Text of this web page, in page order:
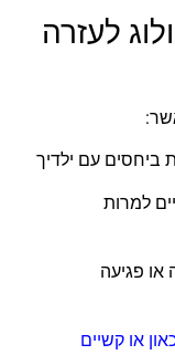
לעזרה
ביחסים עם ילדיך
למרות
או פגיעה
או קשיים